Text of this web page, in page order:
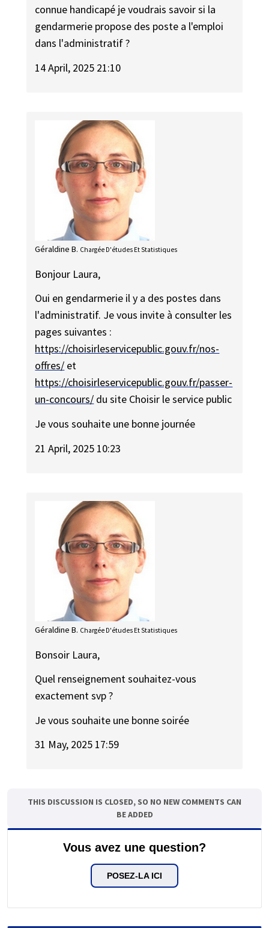
connue handicapé je voudrais savoir si la
gendarmerie propose des poste a l'emploi
dans l'administratif ?
14 April, 2025 21:10
Géraldine B. Chargée D'études Et Statistiques
Bonjour Laura,
Oui en gendarmerie il y a des postes dans
l'administratif. Je vous invite à consulter les
pages suivantes :
https://choisirleservicepublic.gouv.fr/nos-
offres/ et
https://choisirleservicepublic.gouv.fr/passer-
un-concours/ du site Choisir le service public
Je vous souhaite une bonne journée
21 April, 2025 10:23
Géraldine B. Chargée D'études Et Statistiques
Bonsoir Laura,
Quel renseignement souhaitez-vous
exactement svp ?
Je vous souhaite une bonne soirée
31 May, 2025 17:59
THIS DISCUSSION IS CLOSED, SO NO NEW COMMENTS CAN
BE ADDED
Vous avez une question?
POSEZ-LA ICI